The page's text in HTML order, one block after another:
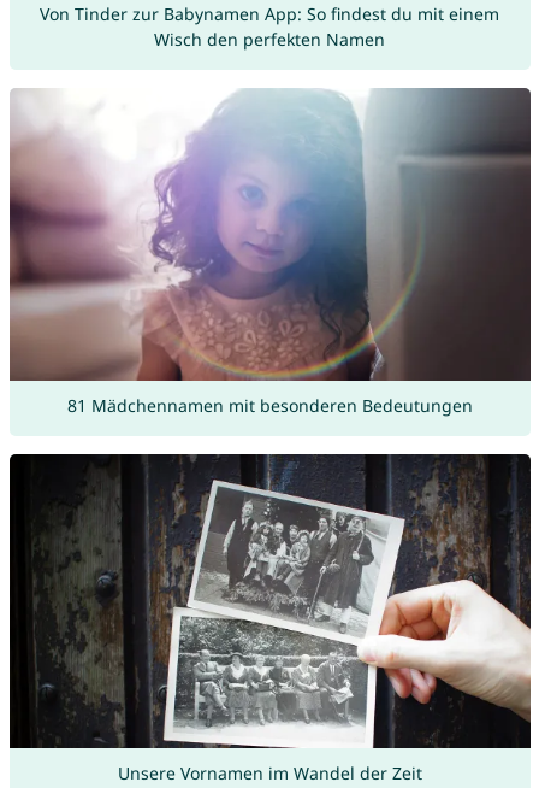
Von Tinder zur Babynamen App: So findest du mit einem
Wisch den perfekten Namen
81 Mädchennamen mit besonderen Bedeutungen
Unsere Vornamen im Wandel der Zeit